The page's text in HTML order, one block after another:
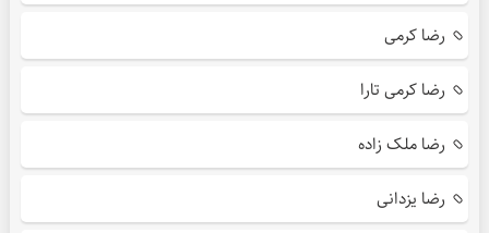
رضا کرمی
رضا کرمی تارا
رضا ملک زاده
رضا یزدانی